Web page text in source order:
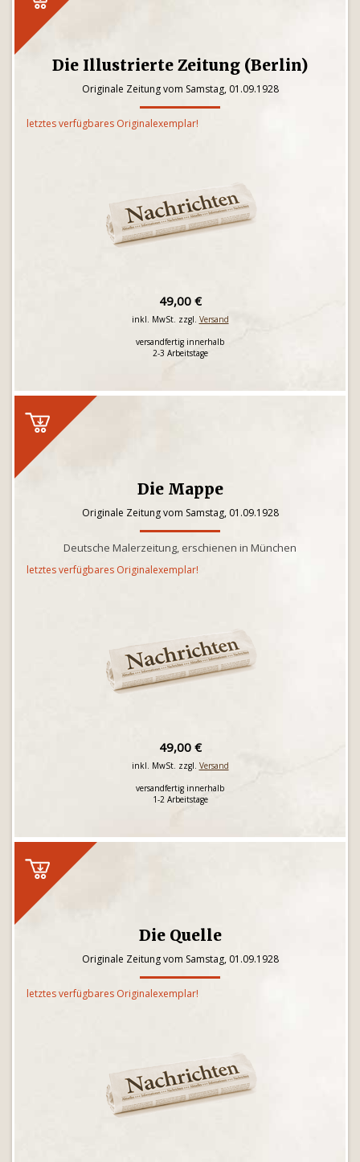
Die Illustrierte Zeitung (Berlin)
Originale Zeitung vom Samstag, 01.09.1928
letztes verfügbares Originalexemplar!
49,00 €
inkl. MwSt. zzgl. Versand
versandfertig innerhalb
2-3 Arbeitstage
Die Mappe
Originale Zeitung vom Samstag, 01.09.1928
Deutsche Malerzeitung, erschienen in München
letztes verfügbares Originalexemplar!
49,00 €
inkl. MwSt. zzgl. Versand
versandfertig innerhalb
1-2 Arbeitstage
Die Quelle
Originale Zeitung vom Samstag, 01.09.1928
letztes verfügbares Originalexemplar!